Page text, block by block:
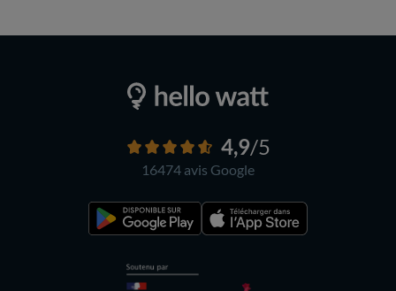
4,9/5
16474 avis Google